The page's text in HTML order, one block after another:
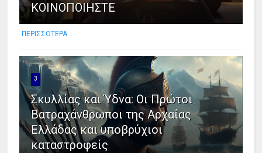
ΚΟΙΝΟΠΟΙΗΣΤΕ
ΠΕΡΙΣΣΟΤΕΡΑ
3
Σκυλλίας και Ύδνα: Οι Πρώτοι
Βατραχάνθρωποι της Αρχαίας
Ελλάδας και υποβρύχιοι
καταστροφείς